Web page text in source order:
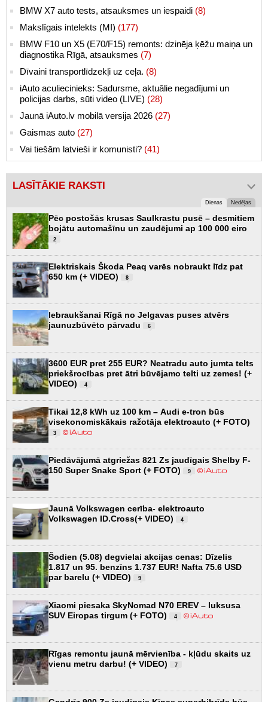
BMW X7 auto tests, atsauksmes un iespaidi (8)
Makslīgais intelekts (MI) (177)
BMW F10 un X5 (E70/F15) remonts: dzinēja ķēžu maiņa un
diagnostika Rīgā, atsauksmes (7)
Dīvaini transportlīdzekļi uz ceļa. (8)
iAuto aculiecinieks: Sadursme, aktuālie negadījumi un
policijas darbs, sūti video (LIVE) (28)
Jaunā iAuto.lv mobilā versija 2026 (27)
Gaismas auto (27)
Vai tiešām latvieši ir komunisti? (41)
LASĪTĀKIE RAKSTI
Dienas Nedēļas
Pēc postošās krusas Saulkrastu pusē – desmitiem
bojātu automašīnu un zaudējumi ap 100 000 eiro
2
Elektriskais Škoda Peaq varēs nobraukt līdz pat
650 km (+ VIDEO)
8
Iebraukšanai Rīgā no Jelgavas puses atvērs
jaunuzbūvēto pārvadu
6
3600 EUR pret 255 EUR? Neatradu auto jumta telts
priekšrocības pret ātri būvējamo telti uz zemes! (+
VIDEO)
4
Tikai 12,8 kWh uz 100 km – Audi e-tron būs
visekonomiskākais ražotāja elektroauto (+ FOTO)
3
Piedāvājumā atgriežas 821 Zs jaudīgais Shelby F-
150 Super Snake Sport (+ FOTO)
9
Jaunā Volkswagen cerība- elektroauto
Volkswagen ID.Cross(+ VIDEO)
4
Šodien (5.08) degvielai akcijas cenas: Dīzelis
1.817 un 95. benzīns 1.737 EUR! Nafta 75.6 USD
par barelu (+ VIDEO)
9
Xiaomi piesaka SkyNomad N70 EREV – luksusa
SUV Eiropas tirgum (+ FOTO)
4
Rīgas remontu jaunā mērvienība - kļūdu skaits uz
vienu metru darbu! (+ VIDEO)
7